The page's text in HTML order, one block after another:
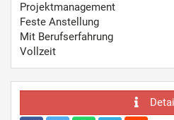
Projektmanagement
Feste Anstellung
Mit Berufserfahrung
Vollzeit